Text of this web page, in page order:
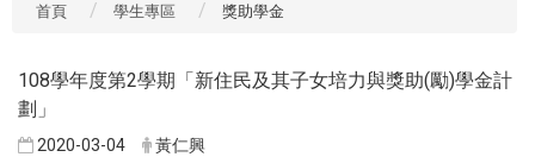
首頁 學生專區 獎助學金
108學年度第2學期「新住民及其子女培力與獎助(勵)學金計
劃」
2020-03-04 黃仁興